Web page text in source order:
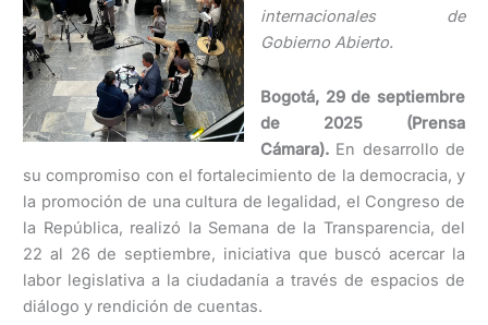
internacionales de
Gobierno Abierto.
Bogotá, 29 de septiembre
de 2025 (Prensa
Cámara). En desarrollo de
su compromiso con el fortalecimiento de la democracia, y
la promoción de una cultura de legalidad, el Congreso de
la República, realizó la Semana de la Transparencia, del
22 al 26 de septiembre, iniciativa que buscó acercar la
labor legislativa a la ciudadanía a través de espacios de
diálogo y rendición de cuentas.